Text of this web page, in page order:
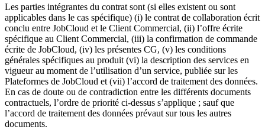
Les parties intégrantes du contrat sont (si elles existent ou sont
applicables dans le cas spécifique) (i) le contrat de collaboration écrit
conclu entre JobCloud et le Client Commercial, (ii) l’offre écrite
spécifique au Client Commercial, (iii) la confirmation de commande
écrite de JobCloud, (iv) les présentes CG, (v) les conditions
générales spécifiques au produit (vi) la description des services en
vigueur au moment de l’utilisation d’un service, publiée sur les
Plateformes de JobCloud et (vii) l’accord de traitement des données.
En cas de doute ou de contradiction entre les différents documents
contractuels, l’ordre de priorité ci-dessus s’applique ; sauf que
l’accord de traitement des données prévaut sur tous les autres
documents.